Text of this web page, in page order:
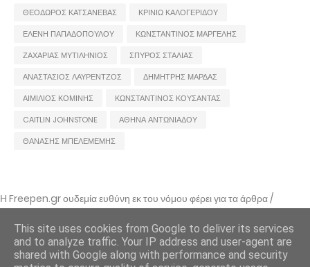
ΘΕΟΔΩΡΟΣ ΚΑΤΣΑΝΕΒΑΣ
ΚΡΙΝΙΩ ΚΑΛΟΓΕΡΙΔΟΥ
ΕΛΕΝΗ ΠΑΠΑΔΟΠΟΥΛΟΥ
ΚΩΝΣΤΑΝΤΙΝΟΣ ΜΑΡΓΕΛΗΣ
ΖΑΧΑΡΙΑΣ ΜΥΤΙΛΗΝΙΟΣ
ΣΠΥΡΟΣ ΣΤΑΛΙΑΣ
ΑΝΑΣΤΑΣΙΟΣ ΛΑΥΡΕΝΤΖΟΣ
ΔΗΜΗΤΡΗΣ ΜΑΡΔΑΣ
ΑΙΜΙΛΙΟΣ ΚΟΜΙΝΗΣ
ΚΩΝΣΤΑΝΤΙΝΟΣ ΚΟΥΣΑΝΤΑΣ
CAITLIN JOHNSTONE
ΑΘΗΝΑ ΑΝΤΩΝΙΑΔΟΥ
ΘΑΝΑΣΗΣ ΜΠΕΛΕΜΕΜΗΣ
Η Freepen.gr ουδεμία ευθύνη εκ του νόμου φέρει για τα άρθρα /
αναρτήσεις που δημοσιεύονται και απηχούν τις απόψεις των συντακτών
τους και δε σημαίνει πως τα υιοθετεί. Σε περίπτωση που θεωρείτε πως
θίγεστε από κάποιο εξ αυτών ή ότι υπάρχει κάποιο σφάλμα,
επικοινωνήστε μέσω e-mail
This site uses cookies from Google to deliver its services
and to analyze traffic. Your IP address and user-agent are
shared with Google along with performance and security